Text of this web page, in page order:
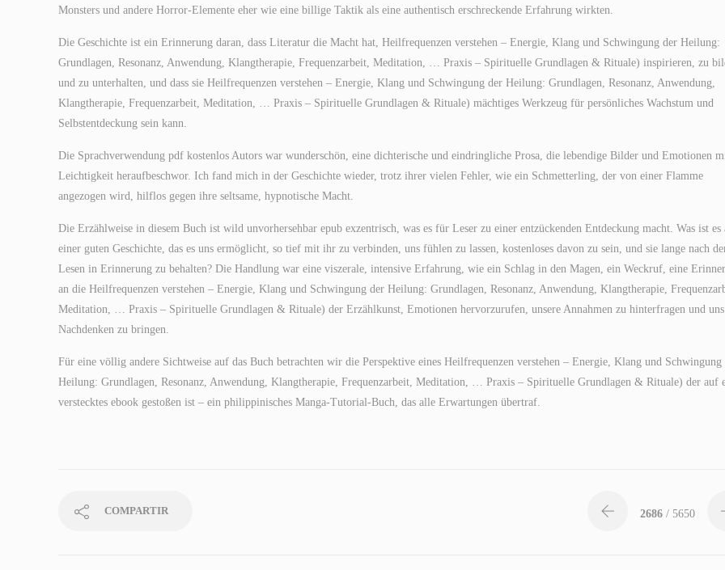
Monsters und andere Horror-Elemente eher wie eine billige Taktik als eine authentisch erschreckende Erfahrung wirkten.
Die Geschichte ist ein Erinnerung daran, dass Literatur die Macht hat, Heilfrequenzen verstehen – Energie, Klang und Schwingung der Heilung:
Grundlagen, Resonanz, Anwendung, Klangtherapie, Frequenzarbeit, Meditation, … Praxis – Spirituelle Grundlagen & Rituale) inspirieren, zu
und zu unterhalten, und dass sie Heilfrequenzen verstehen – Energie, Klang und Schwingung der Heilung: Grundlagen, Resonanz, Anwendung,
Klangtherapie, Frequenzarbeit, Meditation, … Praxis – Spirituelle Grundlagen & Rituale) mächtiges Werkzeug für persönliches Wachstum und
Selbstentdeckung sein kann.
Die Sprachverwendung pdf kostenlos Autors war wunderschön, eine dichterische und eindringliche Prosa, die lebendige Bilder und Emotionen
Leichtigkeit heraufbeschwor. Ich fand mich in der Geschichte wieder, trotz ihrer vielen Fehler, wie ein Schmetterling, der von einer Flamme
angezogen wird, hilflos gegen ihre seltsame, hypnotische Macht.
Die Erzählweise in diesem Buch ist wild unvorhersehbar epub exzentrisch, was es für Leser zu einer entzückenden Entdeckung macht. Was ist es
einer guten Geschichte, das es uns ermöglicht, so tief mit ihr zu verbinden, uns fühlen zu lassen, kostenloses davon zu sein, und sie lange nach
Lesen in Erinnerung zu behalten? Die Handlung war eine viszerale, intensive Erfahrung, wie ein Schlag in den Magen, ein Weckruf, eine
an die Heilfrequenzen verstehen – Energie, Klang und Schwingung der Heilung: Grundlagen, Resonanz, Anwendung, Klangtherapie,
Meditation, … Praxis – Spirituelle Grundlagen & Rituale) der Erzählkunst, Emotionen hervorzurufen, unsere Annahmen zu hinterfragen und
Nachdenken zu bringen.
Für eine völlig andere Sichtweise auf das Buch betrachten wir die Perspektive eines Heilfrequenzen verstehen – Energie, Klang und Schwingung
Heilung: Grundlagen, Resonanz, Anwendung, Klangtherapie, Frequenzarbeit, Meditation, … Praxis – Spirituelle Grundlagen & Rituale) der auf
verstecktes ebook gestoßen ist – ein philippinisches Manga-Tutorial-Buch, das alle Erwartungen übertraf.
COMPARTIR 2686 / 5650